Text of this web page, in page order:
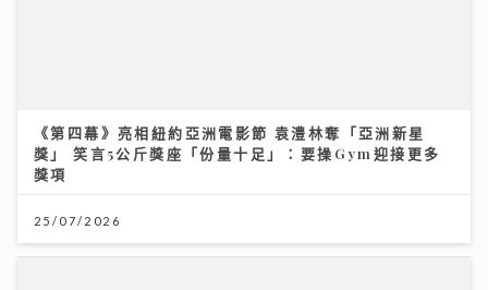
《第四幕》亮相紐約亞洲電影節 袁澧林奪「亞洲新星
獎」 笑言5公斤獎座「份量十足」：要操Gym迎接更多
獎項
25/07/2026